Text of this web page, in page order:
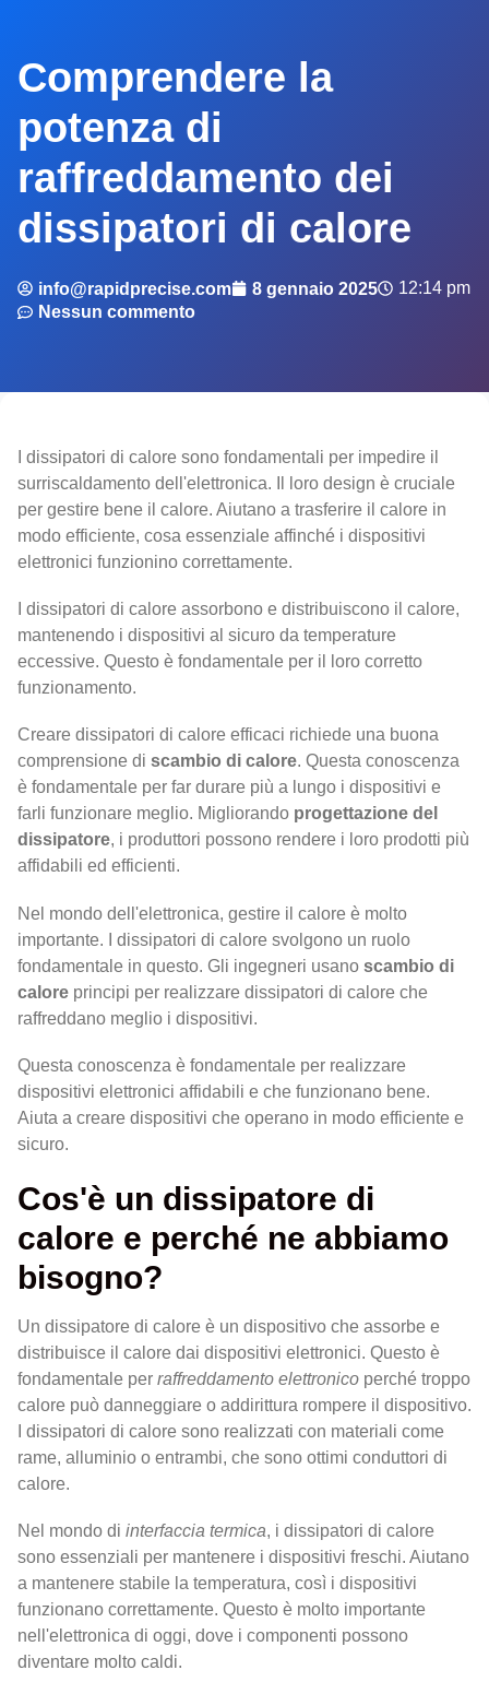
Comprendere la
potenza di
raffreddamento dei
dissipatori di calore
info@rapidprecise.com 8 gennaio 2025
12:14 pm
Nessun commento
I dissipatori di calore sono fondamentali per impedire il
surriscaldamento dell'elettronica. Il loro design è cruciale
per gestire bene il calore. Aiutano a trasferire il calore in
modo efficiente, cosa essenziale affinché i dispositivi
elettronici funzionino correttamente.
I dissipatori di calore assorbono e distribuiscono il calore,
mantenendo i dispositivi al sicuro da temperature
eccessive. Questo è fondamentale per il loro corretto
funzionamento.
Creare dissipatori di calore efficaci richiede una buona
comprensione di scambio di calore. Questa conoscenza
è fondamentale per far durare più a lungo i dispositivi e
farli funzionare meglio. Migliorando progettazione del
dissipatore, i produttori possono rendere i loro prodotti più
affidabili ed efficienti.
Nel mondo dell'elettronica, gestire il calore è molto
importante. I dissipatori di calore svolgono un ruolo
fondamentale in questo. Gli ingegneri usano scambio di
calore principi per realizzare dissipatori di calore che
raffreddano meglio i dispositivi.
Questa conoscenza è fondamentale per realizzare
dispositivi elettronici affidabili e che funzionano bene.
Aiuta a creare dispositivi che operano in modo efficiente e
sicuro.
Cos'è un dissipatore di
calore e perché ne abbiamo
bisogno?
Un dissipatore di calore è un dispositivo che assorbe e
distribuisce il calore dai dispositivi elettronici. Questo è
fondamentale per raffreddamento elettronico perché troppo
calore può danneggiare o addirittura rompere il dispositivo.
I dissipatori di calore sono realizzati con materiali come
rame, alluminio o entrambi, che sono ottimi conduttori di
calore.
Nel mondo di interfaccia termica, i dissipatori di calore
sono essenziali per mantenere i dispositivi freschi. Aiutano
a mantenere stabile la temperatura, così i dispositivi
funzionano correttamente. Questo è molto importante
nell'elettronica di oggi, dove i componenti possono
diventare molto caldi.